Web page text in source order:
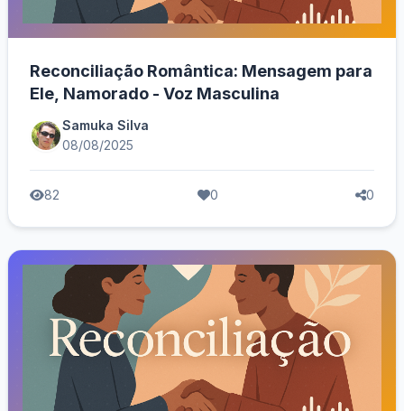
Reconciliação Romântica: Mensagem para
Ele, Namorado - Voz Masculina
Samuka Silva
08/08/2025
82 0 0